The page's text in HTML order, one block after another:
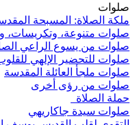
صلوات
ملكة الصلاة: المسبحة
صلوات متنوعة، وتكريسات،
صلوات من يسوع الراعي
صلوات للتحضير الإلهي
صلوات ملجأ العائلة المقدسة
صلوات من رؤى أخرى
حملة الصلاة
صلوات سيدة جاكاريهي